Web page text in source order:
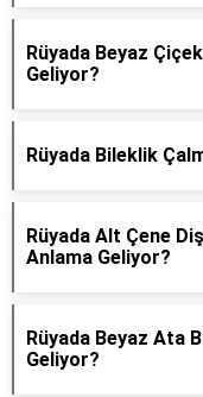
Rüyada Beyaz
Geliyor?
Rüyada Bileklik
Rüyada Alt Çene
Anlama Geliyor?
Rüyada Beyaz Ata
Geliyor?